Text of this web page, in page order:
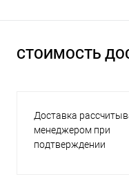
СТОИМОСТЬ
Доставка
менеджером при
подтверждении